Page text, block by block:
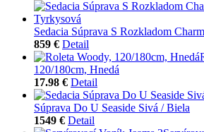
Sedacia Súprava S Rozkladom
859 € Detail
120/180cm, Hnedá
17.98 € Detail
Súprava Do U Seaside Sivá / Biela
1549 € Detail